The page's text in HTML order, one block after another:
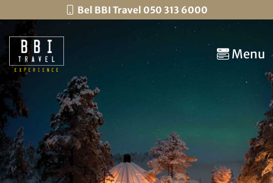
Bel BBI Travel 050 313 6000
Menu